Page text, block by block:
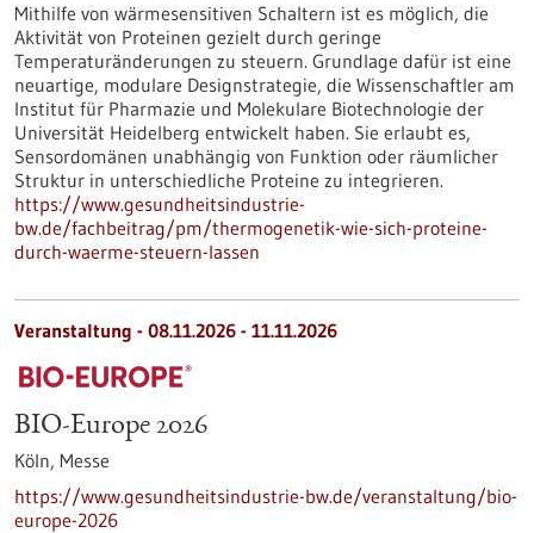
Mithilfe von wärmesensitiven Schaltern ist es möglich, die
Aktivität von Proteinen gezielt durch geringe
Temperaturänderungen zu steuern. Grundlage dafür ist eine
neuartige, modulare Designstrategie, die Wissenschaftler am
Institut für Pharmazie und Molekulare Biotechnologie der
Universität Heidelberg entwickelt haben. Sie erlaubt es,
Sensordomänen unabhängig von Funktion oder räumlicher
Struktur in unterschiedliche Proteine zu integrieren.
https://www.gesundheitsindustrie-
bw.de/fachbeitrag/pm/thermogenetik-wie-sich-proteine-
durch-waerme-steuern-lassen
Veranstaltung - 08.11.2026 - 11.11.2026
BIO-Europe 2026
Köln, Messe
https://www.gesundheitsindustrie-bw.de/veranstaltung/bio-
europe-2026